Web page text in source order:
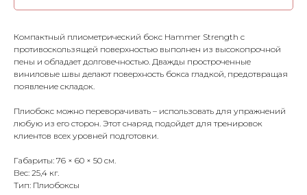
Компактный плиометрический бокс Hammer Strength с
противоскользящей поверхностью выполнен из высокопрочной
пены и обладает долговечностью. Дважды простроченные
виниловые швы делают поверхность бокса гладкой, предотвращая
появление складок.
Плиобокс можно переворачивать – использовать для упражнений
любую из его сторон. Этот снаряд подойдет для тренировок
клиентов всех уровней подготовки.
Габариты: 76 × 60 × 50 см.
Вес: 25,4 кг.
Тип: Плиобоксы